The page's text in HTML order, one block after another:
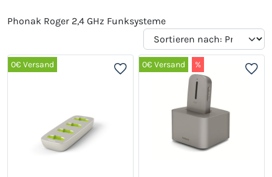
Phonak Roger 2,4 GHz Funksysteme
0€ Versand 0€ Versand %